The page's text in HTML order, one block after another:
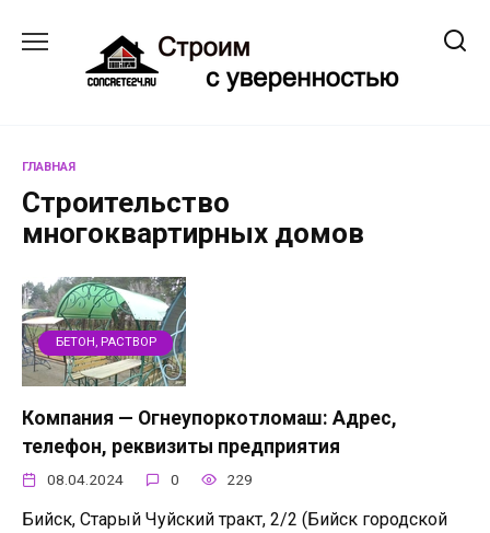
содержанию
ГЛАВНАЯ
Строительство
многоквартирных домов
БЕТОН, РАСТВОР
Компания — Огнеупоркотломаш: Адрес,
телефон, реквизиты предприятия
08.04.2024 0 229
Бийск, Старый Чуйский тракт, 2/2 (Бийск городской